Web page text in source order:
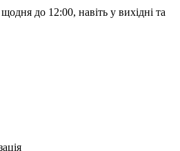
до 12:00, навіть у вихідні та